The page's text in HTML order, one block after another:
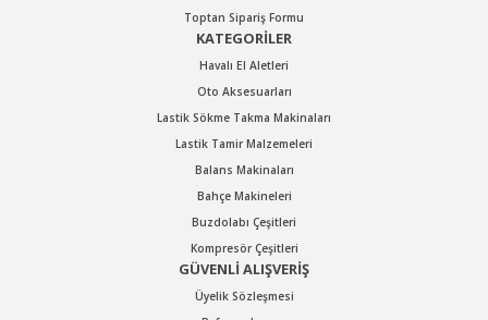
Toptan Sipariş Formu
KATEGORİLER
Havalı El Aletleri
Oto Aksesuarları
Lastik Sökme Takma Makinaları
Lastik Tamir Malzemeleri
Balans Makinaları
Bahçe Makineleri
Buzdolabı Çeşitleri
Kompresör Çeşitleri
GÜVENLİ ALIŞVERİŞ
Üyelik Sözleşmesi